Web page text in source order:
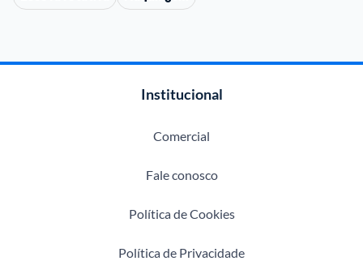
Institucional
Comercial
Fale conosco
Política de Cookies
Política de Privacidade